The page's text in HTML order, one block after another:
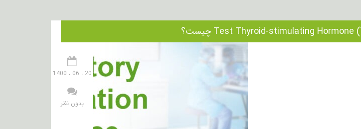
20 ، 06 ، 1400
بدون نظر